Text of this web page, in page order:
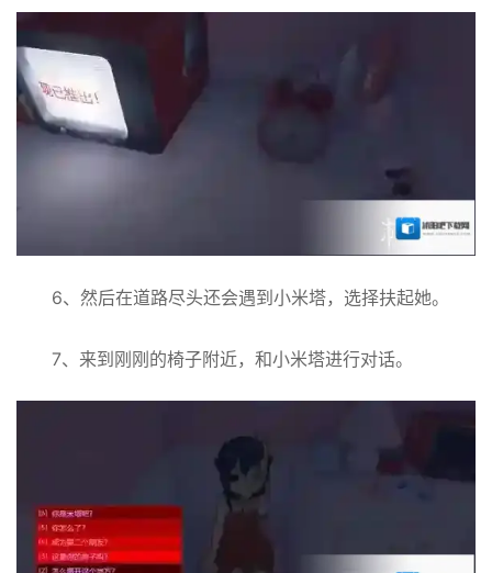
6、然后在道路尽头还会遇到小米塔，选择扶起她。
7、来到刚刚的椅子附近，和小米塔进行对话。